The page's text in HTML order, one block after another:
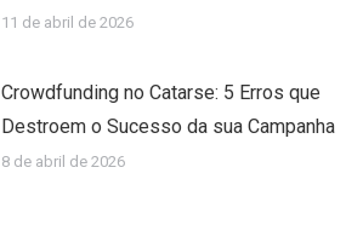
11 de abril de 2026
Crowdfunding no Catarse: 5 Erros que
Destroem o Sucesso da sua Campanha
8 de abril de 2026